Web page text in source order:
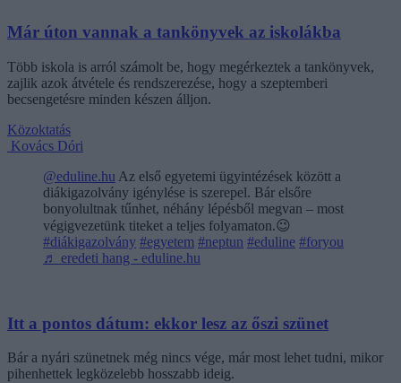
Már úton vannak a tankönyvek az iskolákba
Több iskola is arról számolt be, hogy megérkeztek a tankönyvek,
zajlik azok átvétele és rendszerezése, hogy a szeptemberi
becsengetésre minden készen álljon.
Közoktatás
Kovács Dóri
@eduline.hu Az első egyetemi ügyintézések között a
diákigazolvány igénylése is szerepel. Bár elsőre
bonyolultnak tűnhet, néhány lépésből megvan – most
végigvezetünk titeket a teljes folyamaton.😉
#diákigazolvány #egyetem #neptun #eduline #foryou
♬ eredeti hang - eduline.hu
Itt a pontos dátum: ekkor lesz az őszi szünet
Bár a nyári szünetnek még nincs vége, már most lehet tudni, mikor
pihenhettek legközelebb hosszabb ideig.